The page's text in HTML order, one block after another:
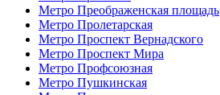
Метро Преображенская площадь
Метро Пролетарская
Метро Проспект Вернадского
Метро Проспект Мира
Метро Профсоюзная
Метро Пушкинская